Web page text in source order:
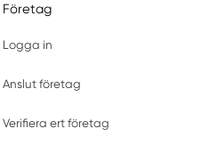
Företag
Logga in
Anslut företag
Verifiera ert företag